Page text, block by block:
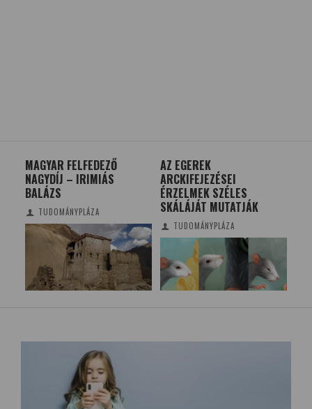
MAGYAR FELFEDEZŐ
NAGYDÍJ – IRIMIÁS
BALÁZS
TUDOMÁNYPLÁZA
AZ EGEREK
ARCKIFEJEZÉSEI
ÉRZELMEK SZÉLES
SKÁLÁJÁT MUTATJÁK
TUDOMÁNYPLÁZA